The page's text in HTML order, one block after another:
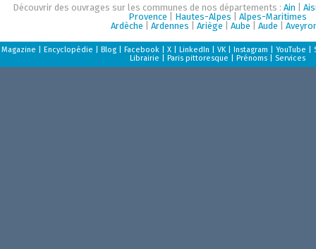
Découvrir des ouvrages sur les communes de nos départements : Ain
Provence
Hautes-Alpes
Alpes-Maritimes
Ardèche
Ardennes Ariège Aube Aude
Magazine Encyclopédie Blog| Facebook| X| LinkedIn VK| Instagram YouTube
Librairie
Paris pittoresque Prénoms| Services